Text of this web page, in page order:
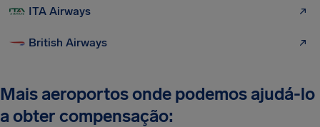
ITA Airways
British Airways
Mais aeroportos onde podemos ajudá-lo
a obter compensação: